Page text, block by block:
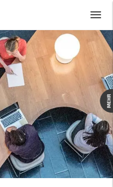
MEHR